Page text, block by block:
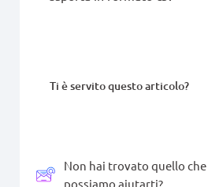
Ti è servito questo articolo?
Non hai trovato quello che
possiamo aiutarti?